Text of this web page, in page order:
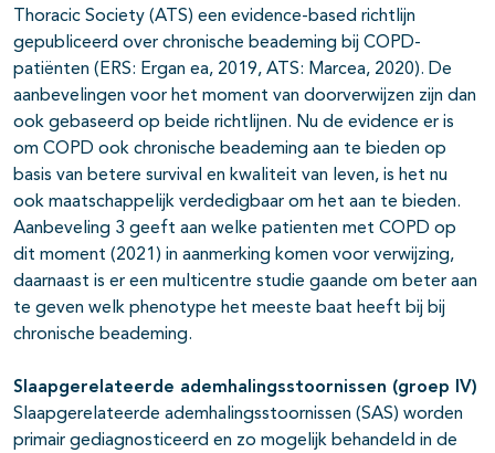
Thoracic Society (ATS) een evidence-based richtlijn
gepubliceerd over chronische beademing bij COPD-
patiënten (ERS: Ergan ea, 2019, ATS: Marcea, 2020). De
aanbevelingen voor het moment van doorverwijzen zijn dan
ook gebaseerd op beide richtlijnen. Nu de evidence er is
om COPD ook chronische beademing aan te bieden op
basis van betere survival en kwaliteit van leven, is het nu
ook maatschappelijk verdedigbaar om het aan te bieden.
Aanbeveling 3 geeft aan welke patienten met COPD op
dit moment (2021) in aanmerking komen voor verwijzing,
daarnaast is er een multicentre studie gaande om beter aan
te geven welk phenotype het meeste baat heeft bij bij
chronische beademing.
Slaapgerelateerde ademhalingsstoornissen (groep IV)
Slaapgerelateerde ademhalingsstoornissen (SAS) worden
primair gediagnosticeerd en zo mogelijk behandeld in de